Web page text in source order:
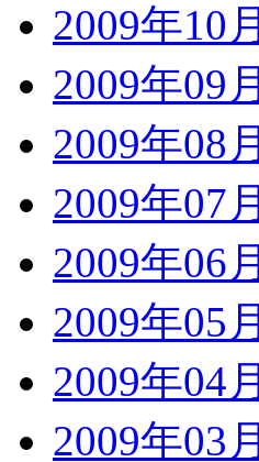
2009年10月
2009年09月
2009年08月
2009年07月
2009年06月
2009年05月
2009年04月
2009年03月